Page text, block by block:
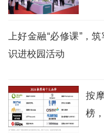
上好金融“必修课”，
识进校园活动
按
榜